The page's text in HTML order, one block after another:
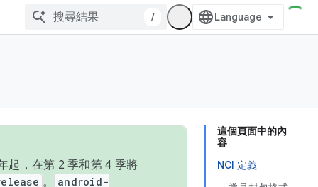
/
這個頁面中的內
容
NCI 定義
起，在第 2 季和第 4 季將
。
android-